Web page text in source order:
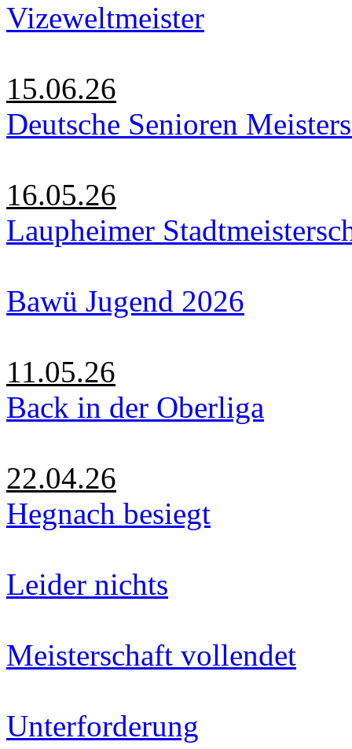
Vizeweltmeister
15.06.26
Deutsche Senioren
16.05.26
Laupheimer
Bawü Jugend 2026
11.05.26
Back in der Oberliga
22.04.26
Hegnach besiegt
Leider nichts
Meisterschaft vollendet
Unterforderung